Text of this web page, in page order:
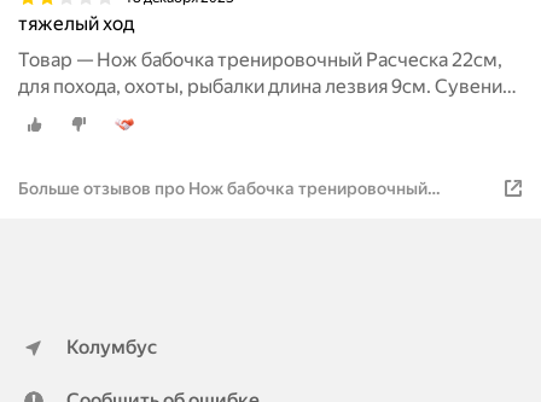
тяжелый ход
Товар — Нож бабочка тренировочный Расческа 22см,
для похода, охоты, рыбалки длина лезвия 9см. Сувенир
подарок мужчине на день рождения, новый год
Больше отзывов про Нож бабочка тренировочный
Колумбус